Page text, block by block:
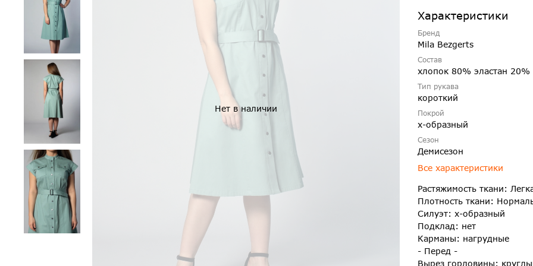
Нет в наличии
Характеристики
Бренд
Mila Bezgerts
Состав
хлопок 80% эластан 20%
Тип рукава
короткий
Покрой
х-образный
Сезон
Демисезон
Все характеристики
Растяжимость ткани:
Плотность ткани:
Силуэт: х-образный
Подклад: нет
Карманы: нагрудные
- Перед -
Вырез горловины: